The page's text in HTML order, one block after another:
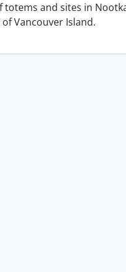
totems and sites in
Vancouver Island.